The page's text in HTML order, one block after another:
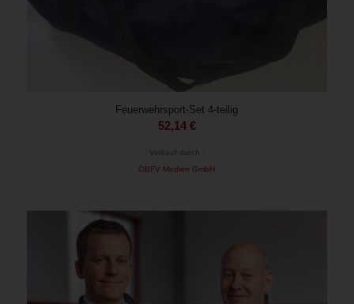
Feuerwehrsport-Set 4-teilig
52,14 €
Verkauf durch :
ÖBFV Medien GmbH